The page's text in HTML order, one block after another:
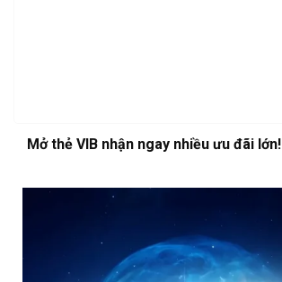
Mở thẻ VIB nhận ngay nhiều ưu đãi lớn!